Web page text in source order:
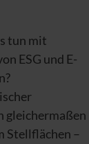
tun mit
ESG und E-
gleichermaßen
Stellflächen –